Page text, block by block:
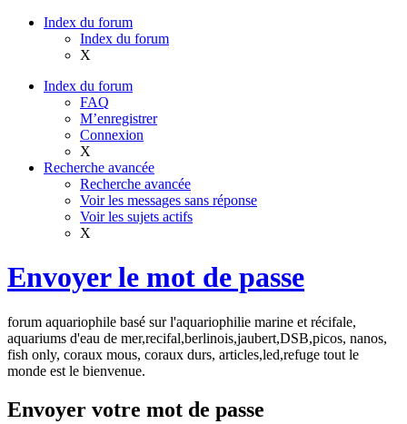
Index du forum
Index du forum
X
Index du forum
FAQ
M’enregistrer
Connexion
X
Recherche avancée
Recherche avancée
Voir les messages sans réponse
Voir les sujets actifs
X
Envoyer le mot de passe
forum aquariophile basé sur l'aquariophilie marine et récifale,
aquariums d'eau de mer,recifal,berlinois,jaubert,DSB,picos, nanos,
fish only, coraux mous, coraux durs, articles,led,refuge tout le
monde est le bienvenue.
Envoyer votre mot de passe